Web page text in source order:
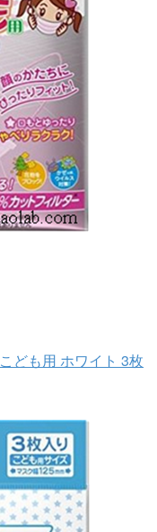
ども用 ホワイト 3枚